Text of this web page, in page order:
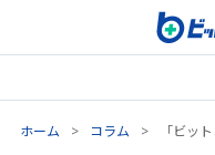
ホーム > コラム > 「ビッ